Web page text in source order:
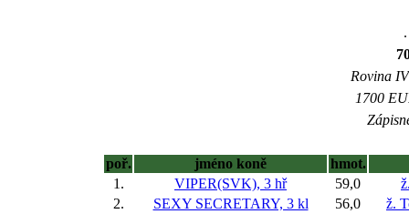
Rovina
1700
poř. jméno koně
hmot.
1.
VIPER(SVK), 3 hř 59,0
2.
SEXY SECRETARY, 3 kl 56,0
ž.